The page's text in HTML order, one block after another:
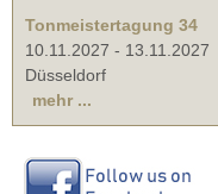
Tonmeistertagung 34
10.11.2027 - 13.11.2027
Düsseldorf
mehr ...